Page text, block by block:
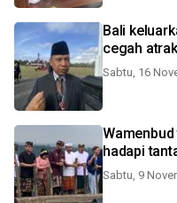
Bali
cegah
Sabtu, 16
hadapi
Sabtu, 9